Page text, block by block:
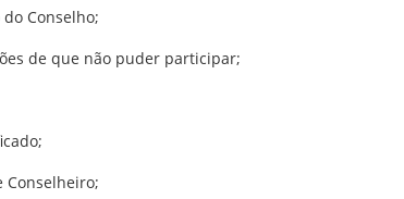
Conselho;
de que não puder participar;
Conselheiro;